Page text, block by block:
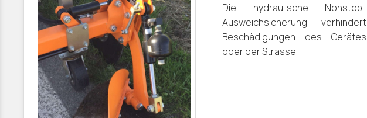
Die hydraulische Nonstop-
Ausweichsicherung verhindert
Beschädigungen des Gerätes
oder der Strasse.